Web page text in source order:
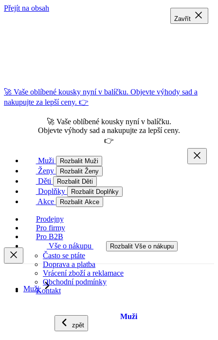
Přejít na obsah
🚀 Vaše oblíbené kousky nyní v balíčku. Objevte výhody sad a
nakupujte za lepší ceny. 👉
🚀 Vaše oblíbené kousky nyní v balíčku.
Objevte výhody sad a nakupujte za lepší ceny.
👉
Muži Rozbalit Muži
Ženy Rozbalit Ženy
Děti Rozbalit Děti
Doplňky Rozbalit Doplňky
Akce Rozbalit Akce
Prodejny
Pro firmy
Pro B2B
Vše o nákupu
Rozbalit Vše o nákupu
Často se ptáte
Doprava a platba
Vrácení zboží a reklamace
Obchodní podmínky
Kontakt
Muži
zpět
Muži
Zavřít
Zavřít
Zavřít